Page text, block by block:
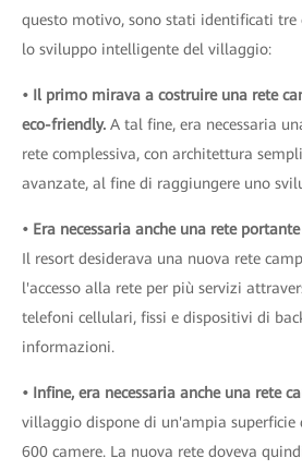
questo motivo, sono stati identificati
lo sviluppo intelligente del villaggio:
• Il primo mirava a costruire una rete
eco-friendly. A tal fine, era necessaria
rete complessiva, con architettura
avanzate, al fine di raggiungere uno
• Era necessaria anche una rete
Il resort desiderava una nuova rete
l'accesso alla rete per più servizi
telefoni cellulari, fissi e dispositivi di
informazioni.
• Infine, era necessaria anche una rete
villaggio dispone di un'ampia superficie
600 camere. La nuova rete doveva